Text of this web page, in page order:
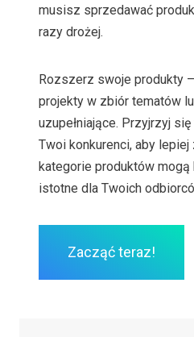
musisz sprzedawać
razy drożej.
Rozszerz swoje produkty
projekty w zbiór tematów
uzupełniające. Przyjrzyj
Twoi konkurenci, aby
kategorie produktów
istotne dla Twoich
Zacząć teraz!